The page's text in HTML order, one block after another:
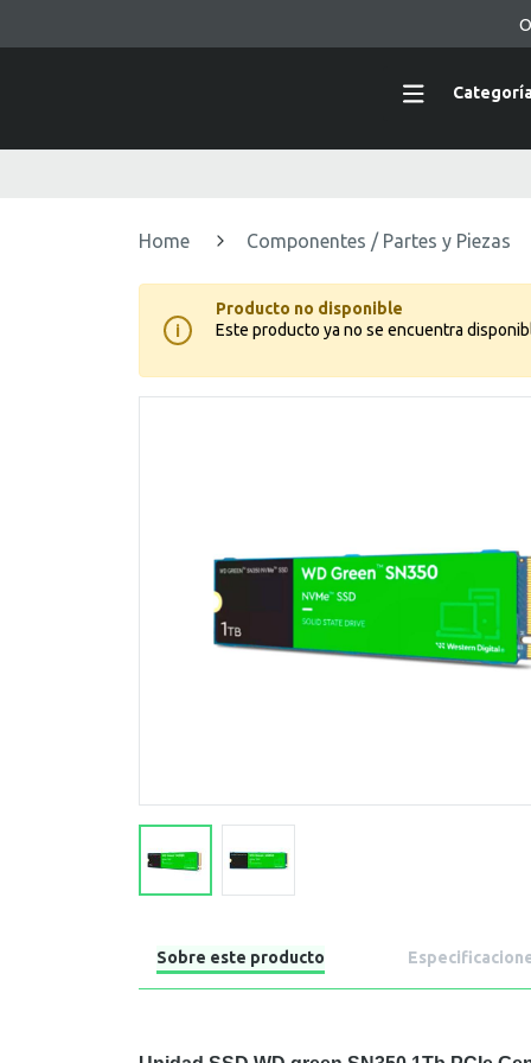
Home Componentes / Partes y Piezas
i
Producto no disponible
Este producto ya no se encuentra
Sobre este producto